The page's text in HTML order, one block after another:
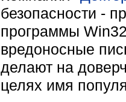
безопасности -
программы
вредоносные
делают на
целях имя